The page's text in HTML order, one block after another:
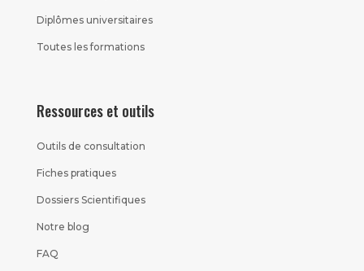
Diplômes universitaires
Toutes les formations
Ressources et outils
Outils de consultation
Fiches pratiques
Dossiers Scientifiques
Notre blog
FAQ